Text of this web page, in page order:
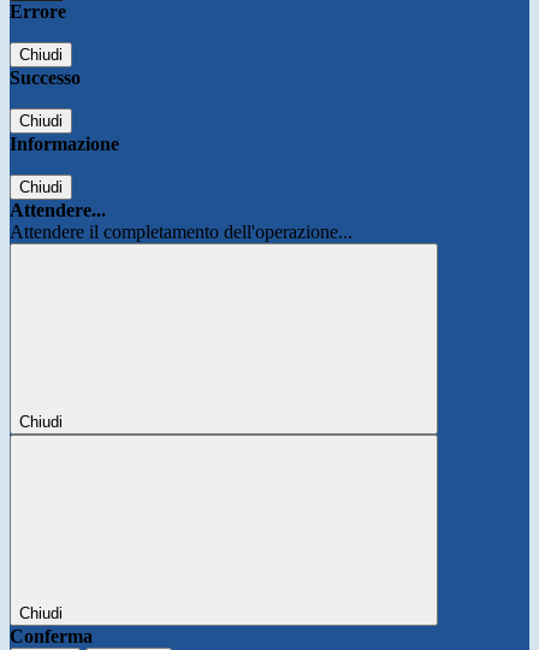
Errore
Chiudi
Successo
Chiudi
Informazione
Chiudi
Attendere...
Attendere il completamento dell'operazione...
Chiudi
Chiudi
Conferma